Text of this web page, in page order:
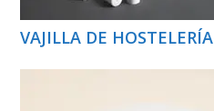
VAJILLA DE HOSTELERÍA